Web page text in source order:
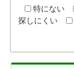
特にない
探しにくい